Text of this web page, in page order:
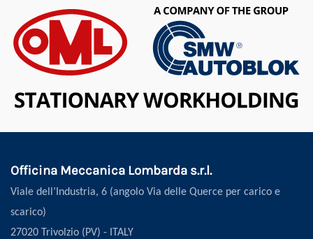
Officina Meccanica Lombarda s.r.l.
Viale dell’Industria, 6 (angolo Via delle Querce per carico e
scarico)
27020 Trivolzio (PV) - ITALY